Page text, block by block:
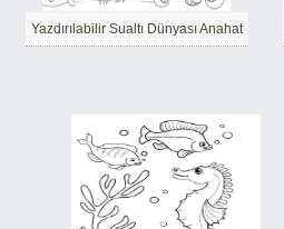
Yazdırılabilir Sualtı Dünyası Anahat